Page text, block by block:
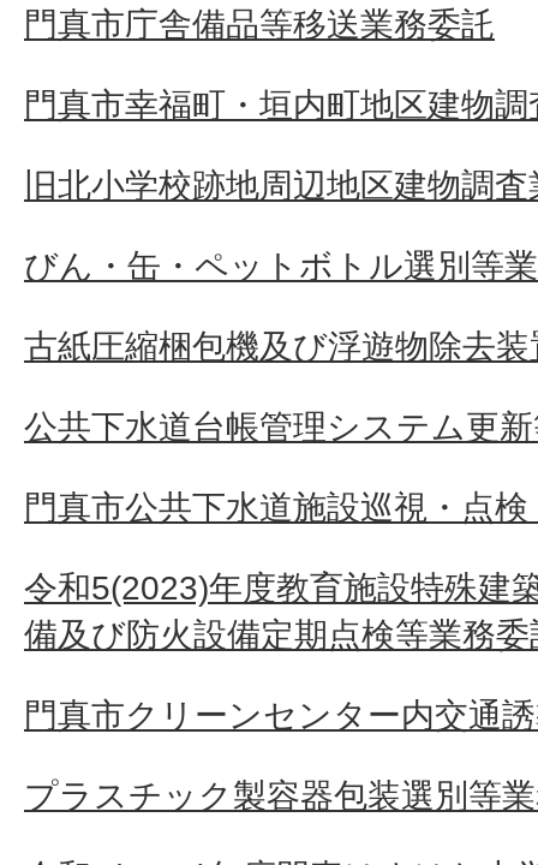
門真市庁舎備品等移送業務委託
門真市幸福町・垣内町地区建物
旧北小学校跡地周辺地区建物調
びん・缶・ペットボトル選別等
古紙圧縮梱包機及び浮遊物除去
公共下水道台帳管理システム更
門真市公共下水道施設巡視・点
令和5(2023)年度教育施設特殊建
備及び防火設備定期点検等業務委
門真市クリーンセンター内交通
プラスチック製容器包装選別等